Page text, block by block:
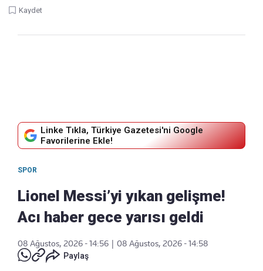
Kaydet
Linke Tıkla, Türkiye Gazetesi'ni Google
Favorilerine Ekle!
SPOR
Lionel Messi’yi yıkan gelişme!
Acı haber gece yarısı geldi
08 Ağustos, 2026 - 14:56
08 Ağustos, 2026 - 14:58
Paylaş